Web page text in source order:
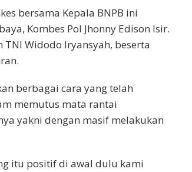
bersama Kepala BNPB ini
Kombes Pol Jhonny Edison Isir.
Widodo Iryansyah, beserta
berbagai cara yang telah
memutus mata rantai
yakni dengan masif melakukan
itu positif di awal dulu kami